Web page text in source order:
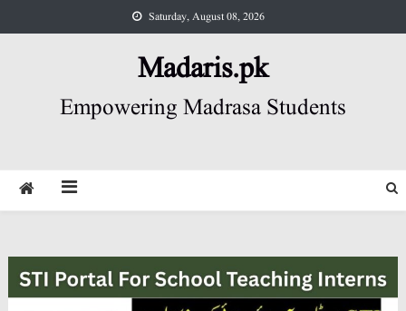
to
Saturday, August 08, 2026
Madaris.pk
Empowering Madrasa Students